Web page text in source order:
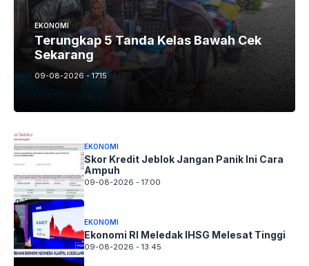
EKONOMI
Terungkap 5 Tanda Kelas Bawah Cek
Sekarang
09-08-2026 - 17.15
EKONOMI
Skor Kredit Jeblok Jangan Panik Ini Cara
Ampuh
09-08-2026 - 17.00
EKONOMI
Ekonomi RI Meledak IHSG Melesat Tinggi
09-08-2026 - 13.45